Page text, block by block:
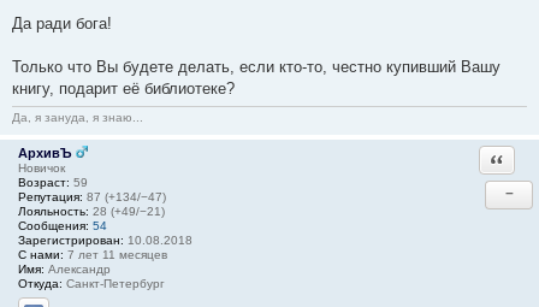
Да ради бога!
Только что Вы будете делать, если кто-то, честно купивший Вашу
книгу, подарит её библиотеке?
Да, я зануда, я знаю...
АрхивЪ
Новичок
Возраст: 59
Репутация: 87 (+134/−47)
Лояльность: 28 (+49/−21)
Сообщения: 54
Зарегистрирован: 10.08.2018
С нами: 7 лет 11 месяцев
Имя: Александр
Откуда: Санкт-Петербург
−